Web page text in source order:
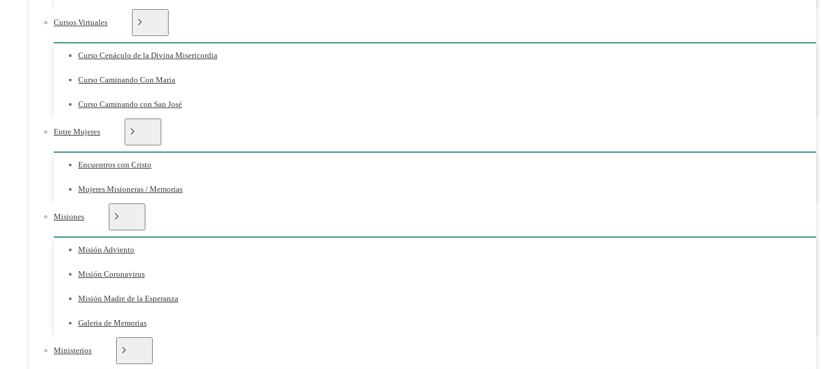
Cursos Virtuales
Curso Cenáculo de la Divina Misericordia
Curso Caminando Con Maria
Curso Caminando con San José
Entre Mujeres
Encuentros con Cristo
Mujeres Misioneras / Memorias
Misiones
Misión Adviento
Misión Coronavirus
Misión Madre de la Esperanza
Galeria de Memorias
Ministerios